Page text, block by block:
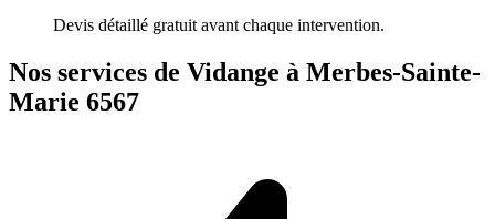
Devis détaillé gratuit avant chaque intervention.
Nos services de Vidange à Merbes-Sainte-
Marie 6567